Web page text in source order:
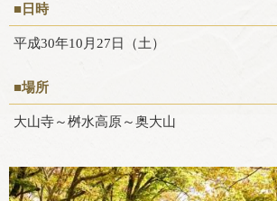
■日時
平成30年10月27日（土）
■場所
大山寺～桝水高原～奥大山